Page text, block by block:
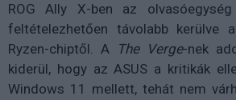
ROG Ally X-ben az
feltételezhetően távolabb kerülve
Ryzen-chiptől. A The Verge-nek
kiderül, hogy az ASUS a kritikák
Windows 11 mellett, tehát nem